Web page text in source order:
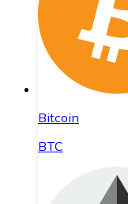
Bitcoin
BTC